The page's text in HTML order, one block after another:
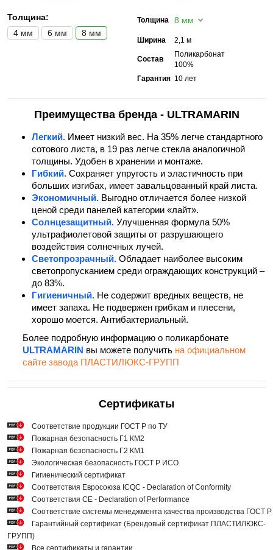
Толщина:
4 мм
6 мм 8 мм
Толщина 8 мм
Ширина 2,1 м
Состав
Поликарбонат
100%
Гарантия 10 лет
Преимущества бренда - ULTRAMARIN
Легкий. Имеет низкий вес. На 35% легче стандартного
сотового листа, в 19 раз легче стекла аналогичной
толщины. Удобен в хранении и монтаже.
Гибкий. Сохраняет упругость и эластичность при
больших изгибах, имеет завальцованный край листа.
Экономичный. Выгодно отличается более низкой
ценой среди панелей категории «лайт».
Солнцезащитный. Улучшенная формула 50%
ультрафиолетовой защиты от разрушающего
воздействия солнечных лучей.
Светопрозрачный. Обладает наиболее высоким
светопропусканием среди ограждающих конструкций –
до 83%.
Гигиеничный. Не содержит вредных веществ, не
имеет запаха. Не подвержен грибкам и плесени,
хорошо моется. Антибактериальный.
Более подробную информацию о поликарбонате
ULTRAMARIN вы можете получить на официальном
сайте завода ПЛАСТИЛЮКС-ГРУПП
Сертификаты
Cоответствие продукции ГОСТ Р по ТУ
Пожарная безопасность Г1 КМ2
Пожарная безопасность Г2 КМ1
Экологическая безопасность ГОСТ Р ИСО
Гигиенический сертификат
Соответствия Евросоюза ICQC - Declaration of Conformity
Соответствия СЕ - Declaration of Performance
Соответствие системы менеджмента качества производства ГОСТ
Гарантийный сертификат (Брендовый сертификат ПЛАСТИЛЮКС-
ГРУПП)
Все сертификаты и гарантии